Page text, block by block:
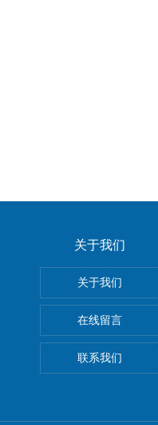
关于我们
关于我们
在线留言
联系我们